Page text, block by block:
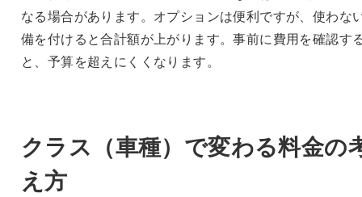
なる場合があります。オプションは便利ですが、使わな
備を付けると合計額が上がります。事前に費用を確認す
と、予算を超えにくくなります。
クラス（車種）で変わる料金の
え方